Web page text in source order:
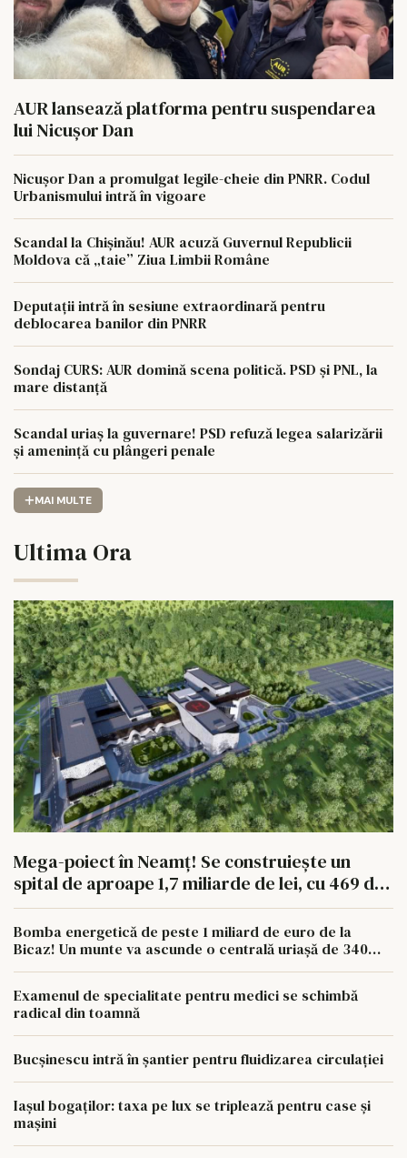
AUR lansează platforma pentru suspendarea
lui Nicușor Dan
Nicușor Dan a promulgat legile-cheie din PNRR. Codul
Urbanismului intră în vigoare
Scandal la Chișinău! AUR acuză Guvernul Republicii
Moldova că „taie” Ziua Limbii Române
Deputații intră în sesiune extraordinară pentru
deblocarea banilor din PNRR
Sondaj CURS: AUR domină scena politică. PSD și PNL, la
mare distanță
Scandal uriaș la guvernare! PSD refuză legea salarizării
și amenință cu plângeri penale
MAI MULTE
Ultima Ora
Mega-poiect în Neamț! Se construiește un
spital de aproape 1,7 miliarde de lei, cu 469 de
paturi
Bomba energetică de peste 1 miliard de euro de la
Bicaz! Un munte va ascunde o centrală uriașă de 340
Examenul de specialitate pentru medici se schimbă
radical din toamnă
Bucșinescu intră în șantier pentru fluidizarea circulației
Iașul bogaților: taxa pe lux se triplează pentru case și
mașini